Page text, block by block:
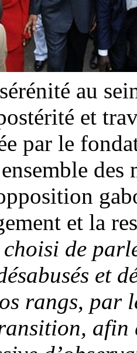
au
et
par le
et la
choisi de
et
rangs, par
afin